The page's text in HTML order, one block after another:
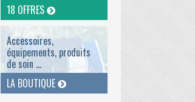
18 OFFRES
Accessoires,
équipements, produits
de soin ...
LA BOUTIQUE